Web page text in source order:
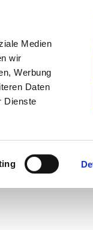
Medien
wir
Werbung
Daten
Dienste